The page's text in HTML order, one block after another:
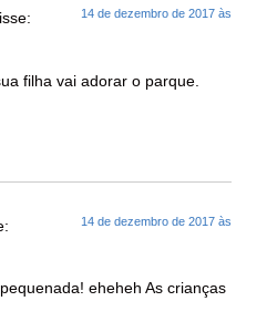
14 de dezembro de 2017 às
filha vai adorar o parque.
14 de dezembro de 2017 às
eheheh As crianças